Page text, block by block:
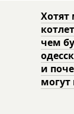
чем
и
могут